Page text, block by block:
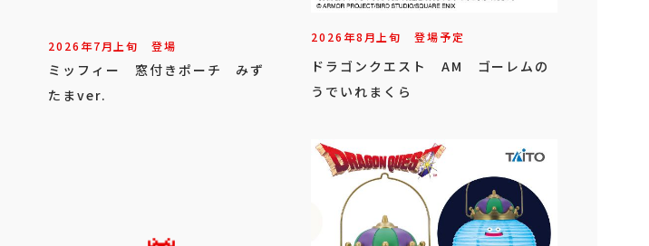
2026年7月上旬 登場
ミッフィー 窓付きポーチ みず
たまver.
2026年8月上旬 登場予定
ドラゴンクエスト AM ゴーレムの
うでいれまくら